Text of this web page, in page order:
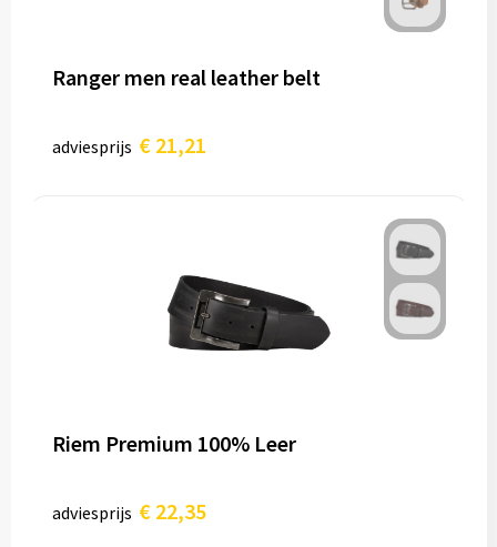
Ranger men real leather belt
adviesprijs € 21,21
Riem Premium 100% Leer
adviesprijs € 22,35